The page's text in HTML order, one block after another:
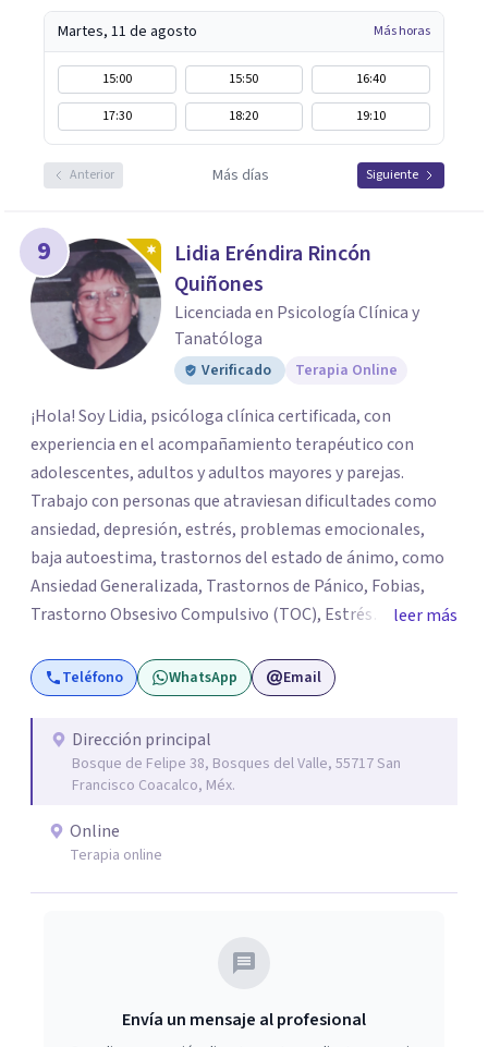
Martes, 11 de agosto Más horas
15:00 15:50
16:40
17:30
18:20 19:10
Anterior Más días Siguiente
9
Lidia Eréndira Rincón
Quiñones
Licenciada en Psicología Clínica y
Tanatóloga
Verificado Terapia Online
¡Hola! Soy Lidia, psicóloga clínica certificada, con
experiencia en el acompañamiento terapéutico con
adolescentes, adultos y adultos mayores y parejas.
Trabajo con personas que atraviesan dificultades como
ansiedad, depresión, estrés, problemas emocionales,
baja autoestima, trastornos del estado de ánimo, como
Ansiedad Generalizada, Trastornos de Pánico, Fobias,
Trastorno Obsesivo Compulsivo (TOC), Estrés
Hiperactividad o sin hiperactividad (TDAH) en
adolescentes y adultos, situaciones de duelo o pérdidas
significativas. Mi objetivo es brindar un espacio seguro,
empático y de confianza, donde cada persona pueda
expresar lo que está viviendo y encontrar herramientas
para comprenderse mejor y afrontar sus desafíos.
Acompaño procesos de desarrollo personal,
fortalecimiento de habilidades emocionales y
construcción de recursos para mejorar la calidad de vida.
leer más
Teléfono WhatsApp Email
Dirección principal
Bosque de Felipe 38, Bosques del Valle, 55717 San
Francisco Coacalco, Méx.
Online
Terapia online
Envía un mensaje al profesional